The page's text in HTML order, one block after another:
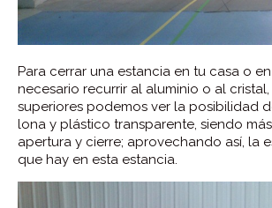
Para cerrar una estancia en tu casa o
necesario recurrir al aluminio o al
superiores podemos ver la posibilidad
lona y plástico transparente, siendo
apertura y cierre; aprovechando así, la
que hay en esta estancia.